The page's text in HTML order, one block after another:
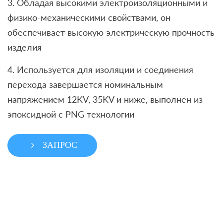
3. Обладая высокими электроизоляционными и
физико-механическими свойствами, он
обеспечивает высокую электрическую прочность
изделия
4. Используется для изоляции и соединения
перехода завершается номинальным
напряжением 12KV, 35KV и ниже, выполнен из
эпоксидной с PNG технологии
ЗАПРОС